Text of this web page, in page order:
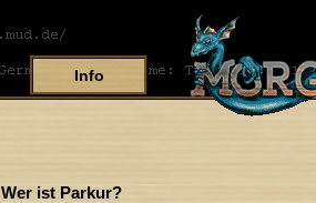
Info
Wer ist Parkur?